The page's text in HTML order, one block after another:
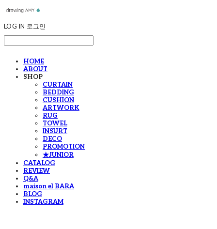
LOG IN 로그인
HOME
ABOUT
SHOP
CURTAIN
BEDDING
CUSHION
ARTWORK
RUG
TOWEL
INSURT
DECO
PROMOTION
★JUNIOR
CATALOG
REVIEW
Q&A
maison el BARA
BLOG
INSTAGRAM